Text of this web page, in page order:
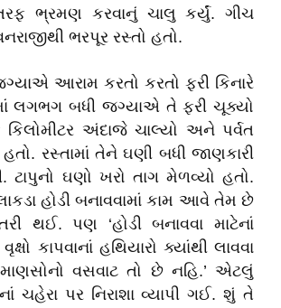
ભ્રમણ કરવાનું ચાલુ કર્યું. ગીચ
ભરપૂર રસ્તો હતો.
આરામ કરતો કરતો ફરી કિનારે
લગભગ બધી જગ્યાએ તે ફરી ચૂક્યો
અંદાજે ચાલ્યો અને પર્વત
રસ્તામાં તેને ઘણી બધી જાણકારી
ટાપુનો ઘણો ખરો તાગ મેળવ્યો હતો.
હોડી બનાવવામાં કામ આવે તેમ છે
થઈ. પણ ‘હોડી બનાવવા માટેનાં
કાપવાનાં હથિયારો ક્યાંથી લાવવા
વસવાટ તો છે નહિ.’ એટલું
ચહેરા પર નિરાશા વ્યાપી ગઈ. શું તે